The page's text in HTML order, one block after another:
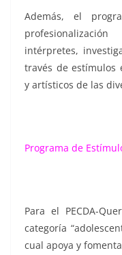
Además, el
intérpretes,
través de estímulos
y artísticos de las
Programa de
Para el PECDA-
categoría
cual apoya y